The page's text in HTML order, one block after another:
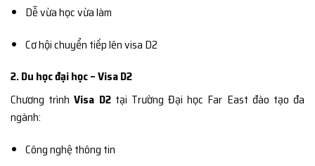
Dễ vừa học vừa làm
Cơ hội chuyển tiếp lên visa D2
2. Du học đại học – Visa D2
Chương trìnhVisa D2tại Trường Đại học Far East đào tạo đa
ngành:
Công nghệ thông tin